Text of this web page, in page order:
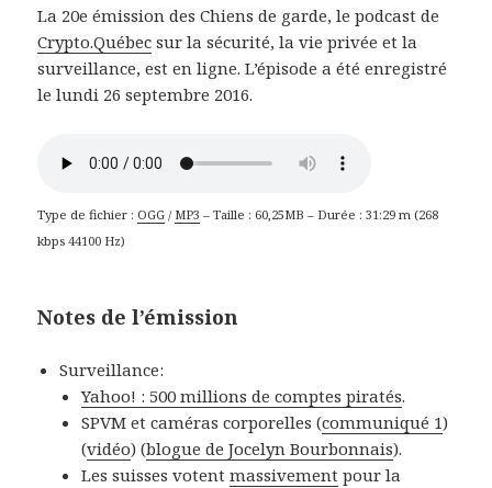
La 20e émission des Chiens de garde, le podcast de
Crypto.Québec sur la sécurité, la vie privée et la
surveillance, est en ligne. L’épisode a été enregistré
le lundi 26 septembre 2016.
Type de fichier : OGG / MP3 – Taille : 60,25MB – Durée : 31:29 m (268
kbps 44100 Hz)
Notes de l’émission
Surveillance:
Yahoo! : 500 millions de comptes piratés.
SPVM et caméras corporelles (communiqué 1)
(vidéo) (blogue de Jocelyn Bourbonnais).
Les suisses votentmassivement pour la